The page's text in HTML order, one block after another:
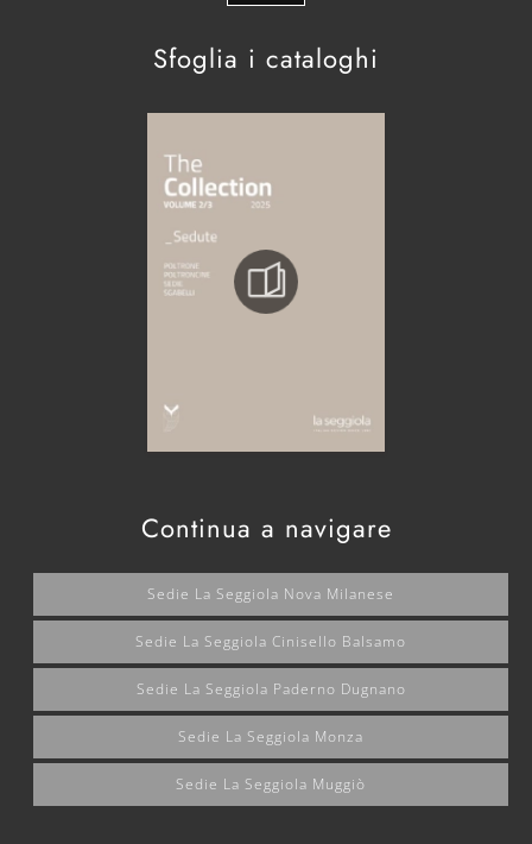
Sfoglia i cataloghi
Continua a navigare
Sedie La Seggiola Nova Milanese
Sedie La Seggiola Cinisello Balsamo
Sedie La Seggiola Paderno Dugnano
Sedie La Seggiola Monza
Sedie La Seggiola Muggiò